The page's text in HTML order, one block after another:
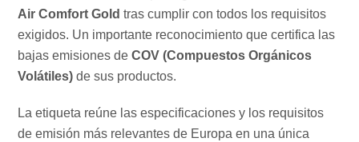
Air Comfort Gold tras cumplir con todos los requisitos
exigidos. Un importante reconocimiento que certifica las
bajas emisiones deCOV (Compuestos Orgánicos
Volátiles) de sus productos.
La etiqueta reúne las especificaciones y los requisitos
de emisión más relevantes de Europa en una única